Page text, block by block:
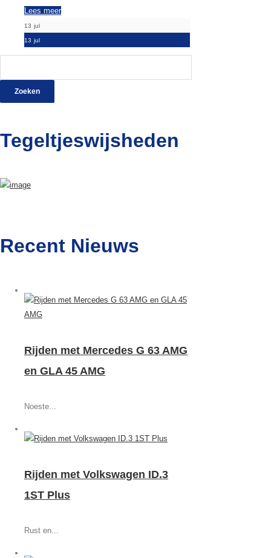
Lees meer
13 jul
13 jul
Tegeltjeswijsheden
Recent Nieuws
Rijden met Mercedes G 63 AMG
en GLA 45 AMG
Noeste...
Rijden met Volkswagen ID.3
1ST Plus
Rust en...